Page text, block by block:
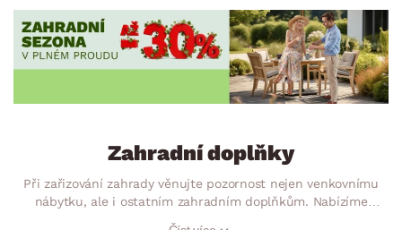
Zahradní doplňky
Při zařizování zahrady věnujte pozornost nejen venkovnímu
nábytku, ale i ostatním zahradním doplňkům. Nabízíme